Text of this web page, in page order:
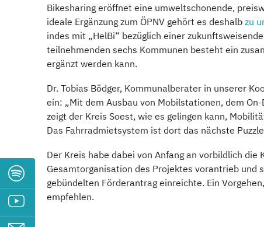
Bikesharing eröffnet eine umweltschonende,
ideale Ergänzung zum ÖPNV gehört es deshalbzu
indes mit „HelBi“ bezüglich einer
teilnehmenden sechs Kommunen besteht ein
ergänzt werden kann.
Dr. Tobias Bödger, Kommunalberater in unserer
ein: „Mit dem Ausbau von Mobilstationen, dem
zeigt der Kreis Soest, wie es gelingen kann,
Das Fahrradmietsystem ist dort das nächste
Der Kreis habe dabei von Anfang an vorbildlich
Gesamtorganisation des Projektes vorantrieb
gebündelten Förderantrag einreichte. Ein
empfehlen.